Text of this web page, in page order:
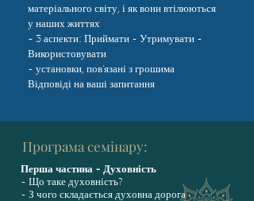
матеріального світу, і як вони втілюються
у наших життях
- 3 аспекти: Приймати - Утримувати -
Використовувати
- установки, пов'язані з грошима
Відповіді на ваші запитання
Програма семінару:
Перша частина - Духовність
- Що таке духовність?
- З чого складається духовна дорога